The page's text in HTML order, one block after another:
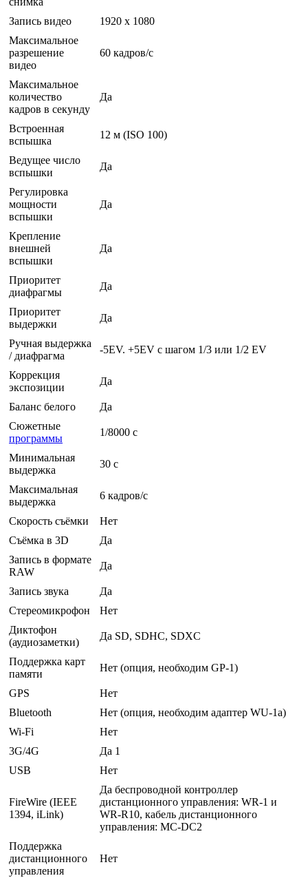
Запись видео
1920 x 1080
Максимальное
разрешение
видео
60 кадров/с
Максимальное
количество
кадров в секунду
Да
Встроенная
вспышка
12 м (ISO 100)
Ведущее число
вспышки
Да
Регулировка
мощности
вспышки
Да
Крепление
внешней
вспышки
Да
Приоритет
диафрагмы
Да
Приоритет
выдержки
Да
Ручная выдержка
/ диафрагма
-5EV. +5EV с шагом 1/3 или 1/2 EV
Коррекция
экспозиции
Да
Баланс белого
Да
Сюжетные
программы
1/8000 c
Минимальная
выдержка
30 c
Максимальная
выдержка
6 кадров/с
Скорость съёмки
Нет
Съёмка в 3D
Да
Запись в формате
RAW
Да
Запись звука
Да
Стереомикрофон
Нет
Диктофон
(аудиозаметки)
Да SD, SDHC, SDXC
Поддержка карт
памяти
Нет (опция, необходим GP-1)
GPS
Нет
Bluetooth
Нет (опция, необходим адаптер WU-1a)
Wi-Fi
Нет
3G/4G
Да 1
USB
Нет
FireWire (IEEE
1394, iLink)
Да беспроводной контроллер
дистанционного управления: WR-1 и
WR-R10, кабель дистанционного
управления: MC-DC2
Поддержка
дистанционного
управления
Нет